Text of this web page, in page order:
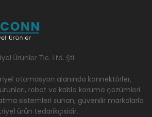
Ürünler Tic. Ltd. Şti.
otomasyon alanında konnektörler,
robot ve kablo koruma çözümleri
sistemleri sunan, güvenilir markalarla
ürün tedarikçisidir.